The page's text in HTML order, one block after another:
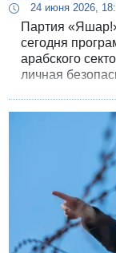
24 июня 2026,
Партия
сегодня
арабского
личная